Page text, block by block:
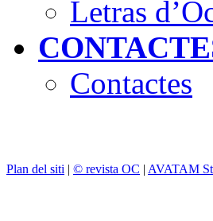
Letras
Contactes
Plan del siti | © revista OC | AVATAM